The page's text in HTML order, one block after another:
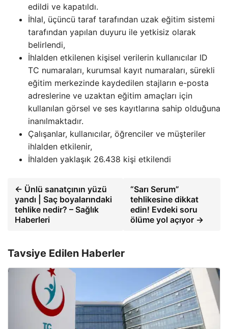
edildi ve kapatıldı.
İhlal, üçüncü taraf tarafından uzak eğitim sistemi
tarafından yapılan duyuru ile yetkisiz olarak
belirlendi,
İhlalden etkilenen kişisel verilerin kullanıcılar ID
TC numaraları, kurumsal kayıt numaraları, sürekli
eğitim merkezinde kaydedilen stajların e-posta
adreslerine ve uzaktan eğitim amaçları için
kullanılan görsel ve ses kayıtlarına sahip olduğuna
inanılmaktadır.
Çalışanlar, kullanıcılar, öğrenciler ve müşteriler
ihlalden etkilenir,
İhlalden yaklaşık 26.438 kişi etkilendi
← Ünlü sanatçının yüzü
yandı | Saç boyalarındaki
tehlike nedir? – Sağlık
Haberleri
“Sarı Serum”
tehlikesine dikkat
edin! Evdeki soru
ölüme yol açıyor →
Tavsiye Edilen Haberler